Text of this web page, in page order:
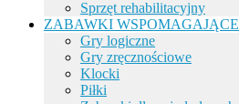
Sprzęt rehabilitacyjny
ZABAWKI
Gry logiczne
Gry zręcznościowe
Klocki
Piłki